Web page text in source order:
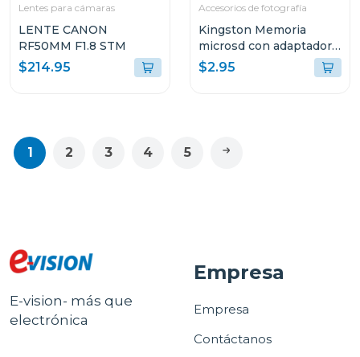
Lentes para cámaras
LENTE CANON
RF50MM F1.8 STM
$214.95
Accesorios de fotografía
Kingston Memoria
microsd con adaptador
de 16gb sdcs16
$2.95
1 2 3 4 5
E-vision- más que
electrónica
Empresa
Empresa
Contáctanos